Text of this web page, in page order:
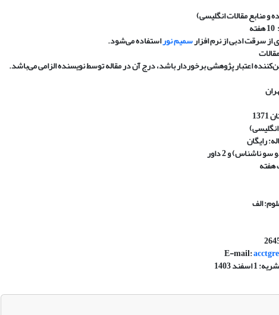
و منابع مقالات انگلیسی)
10 هفته
سرقت ادبی از نرم افزارسمیم نوراستفاده می‌شود.
اعتبار پژوهشی برخوردار باشد، درج آن در مقاله توسط نویسنده الزامی می‌باشد.
:رایگان
ناشناس) و 2 داور
: الف
1403